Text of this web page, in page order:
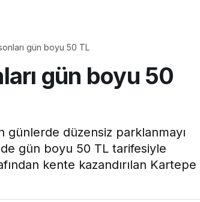
gün boyu 50 TL
gün boyu 50
günlerde düzensiz parklanmayı
gün boyu 50 TL tarifesiyle
kente kazandırılan Kartepe
KOCAELI DEVLET